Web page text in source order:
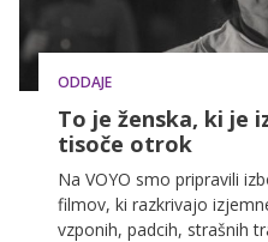
ODDAJE
To je ženska, ki je
tisoče otrok
Na VOYO smo pripravili
filmov, ki razkrivajo
vzponih, padcih, strašnih